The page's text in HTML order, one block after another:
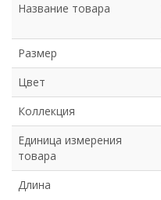
Название товара
Размер
Цвет
Коллекция
Единица измерения
товара
Длина